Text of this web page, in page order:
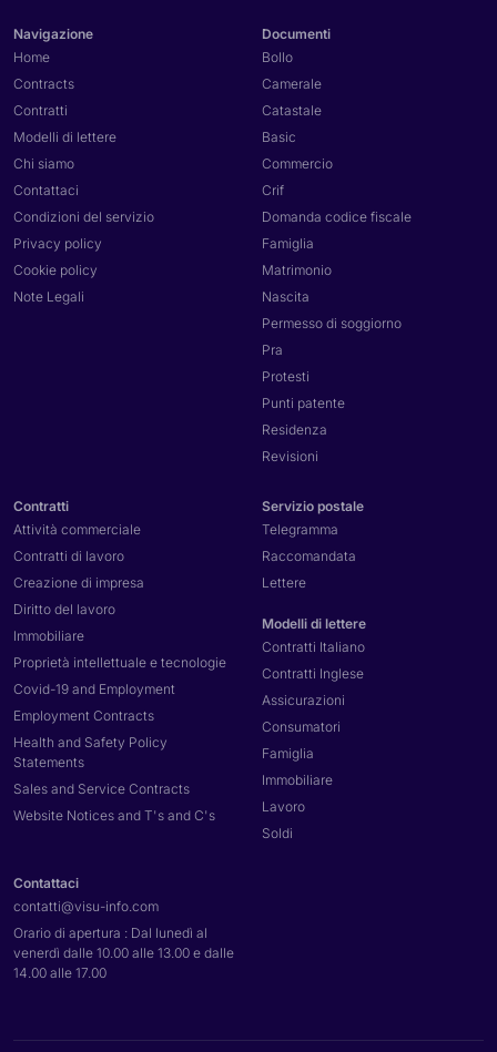
Navigazione
Home
Contracts
Contratti
Modelli di lettere
Chi siamo
Contattaci
Condizioni del servizio
Privacy policy
Cookie policy
Note Legali
Documenti
Bollo
Camerale
Catastale
Basic
Commercio
Crif
Domanda codice fiscale
Famiglia
Matrimonio
Nascita
Permesso di soggiorno
Pra
Protesti
Punti patente
Residenza
Revisioni
Contratti
Attività commerciale
Contratti di lavoro
Creazione di impresa
Diritto del lavoro
Immobiliare
Proprietà intellettuale e tecnologie
Covid-19 and Employment
Employment Contracts
Health and Safety Policy
Statements
Sales and Service Contracts
Website Notices and T's and C's
Servizio postale
Telegramma
Raccomandata
Lettere
Modelli di lettere
Contratti Italiano
Contratti Inglese
Assicurazioni
Consumatori
Famiglia
Immobiliare
Lavoro
Soldi
Contattaci
contatti@visu-info.com
Orario di apertura : Dal lunedì al
venerdì dalle 10.00 alle 13.00 e dalle
14.00 alle 17.00